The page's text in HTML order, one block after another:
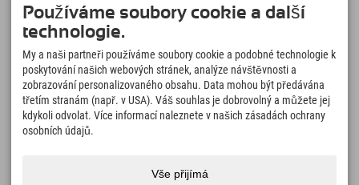
Explorer To Go s přehledem rezervací,
seznamem míst, která chcete navštívit,
přehledem restaurací a mnoha dalšími
Čas na chvilky objevitelů
166
Horská jezera a
4.634km
Stezky pro pěší turistiku a
Používáme soubory cookie a další
technologie.
My a naši partneři používáme soubory cookie a podobné technologie k
poskytování našich webových stránek, analýze návštěvnosti a
zobrazování personalizovaného obsahu. Data mohou být předávána
třetím stranám (např. v USA). Váš souhlas je dobrovolný a můžete jej
kdykoli odvolat. Více informací naleznete v našich zásadách ochrany
osobních údajů.
Vše přijímá